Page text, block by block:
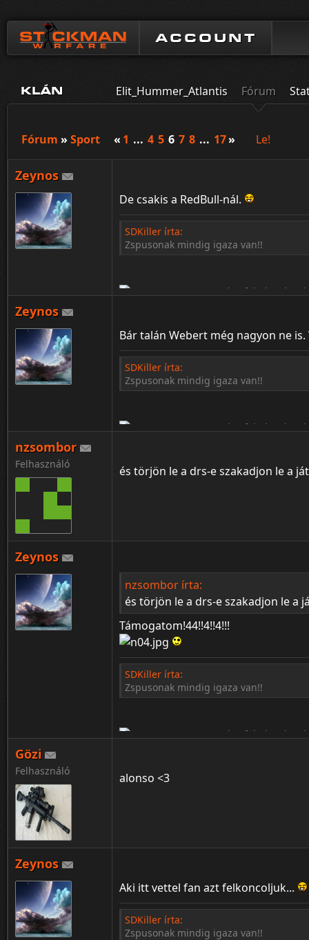
ACCOUNT
KLÁN Elit_Hummer_Atlantis Fórum
Fórum » Sport « 1 ... 4 5 6 7 8 ... 17» Le!
Zeynos
De csakis a RedBull-nál.
SDKiller írta:
Zspusonak mindig igaza van!!
¦ ™ ® © ↑ ♂ ▬ ╝ ↔ ╣ ═ › ↓ ± · ← → ∟ ↨ ◄
Zeynos
Bár talán Webert még nagyon ne
SDKiller írta:
Zspusonak mindig igaza van!!
nzsombor
Felhasználó és törjön le a drs-e szakadjon le a
Zeynos
nzsombor írta:
és törjön le a drs-e szakadjon le a
Támogatom!44!!4!!4!!!
SDKiller írta:
Zspusonak mindig igaza van!!
Gözi
Felhasználó alonso <3
Zeynos
Aki itt vettel fan azt felkoncoljuk...
SDKiller írta:
Zspusonak mindig igaza van!!